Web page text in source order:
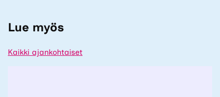
Lue myös
Kaikki ajankohtaiset